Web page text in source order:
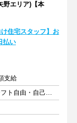
野エリア)【本
け住宅スタッフ】お
払い
支給
週2日以上 1日6時間以上 シフト自由・自己申告